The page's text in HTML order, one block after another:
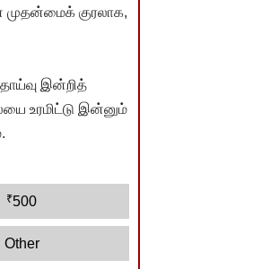
முதன்மைக் குரலாக,
இன்றித்
உரமிட்டு இன்னும்
₹500
Other